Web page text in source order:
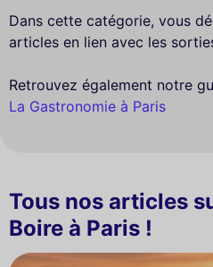
Dans cette catégorie, vous
articles en lien avec les
Retrouvez également notre
La Gastronomie à Paris
Tous nos articles
Boire à Paris !